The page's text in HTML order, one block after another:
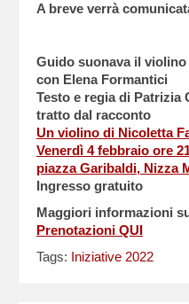
A breve verrà
Guido suonava il violino
con Elena Formantici
Testo e regia di Patrizia
tratto dal racconto
Un violino di Nicoletta
Venerdì 4 febbraio ore
piazza Garibaldi, Nizza
Ingresso gratuito
Maggiori informazioni
Prenotazioni QUI
Tags: Iniziative 2022